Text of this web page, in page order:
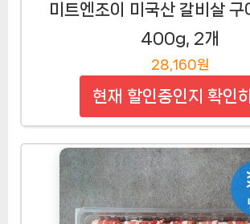
미트엔조이 미국산 갈비살
400g, 2개
28,160원
현재 할인중인지 확인